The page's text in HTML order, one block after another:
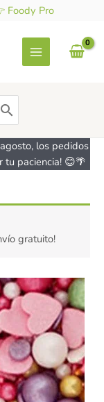
Foody Pro
los pedidos
tu paciencia! 😊🌴
gratuito!